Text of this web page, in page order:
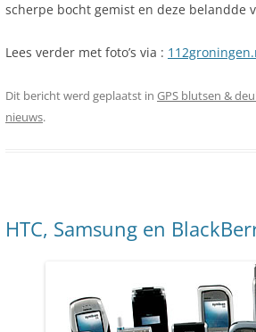
scherpe bocht gemist en deze belandde
Lees verder met foto’s via :
Dit bericht werd geplaatst in GPS blutsen &
nieuws.
HTC, Samsung en